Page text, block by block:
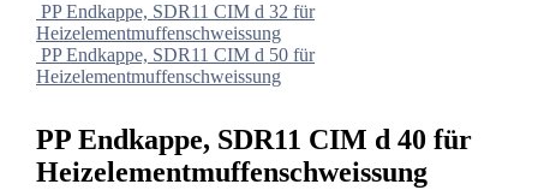
PP Endkappe, SDR11 CIM d 32 für
Heizelementmuffenschweissung
PP Endkappe, SDR11 CIM d 50 für
Heizelementmuffenschweissung
PP Endkappe, SDR11 CIM d 40 für
Heizelementmuffenschweissung